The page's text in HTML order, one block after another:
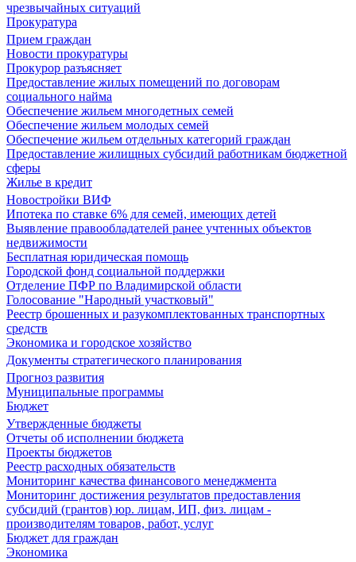
чрезвычайных ситуаций
Прокуратура
Прием граждан
Новости прокуратуры
Прокурор разъясняет
Предоставление жилых помещений по договорам
социального найма
Обеспечение жильем многодетных семей
Обеспечение жильем молодых семей
Обеспечение жильем отдельных категорий граждан
Предоставление жилищных субсидий работникам бюджетной
сферы
Жилье в кредит
Новостройки ВИФ
Ипотека по ставке 6% для семей, имеющих детей
Выявление правообладателей ранее учтенных объектов
недвижимости
Бесплатная юридическая помощь
Городской фонд социальной поддержки
Отделение ПФР по Владимирской области
Голосование "Народный участковый"
Реестр брошенных и разукомплектованных транспортных
средств
Экономика и городское хозяйство
Документы стратегического планирования
Прогноз развития
Муниципальные программы
Бюджет
Утвержденные бюджеты
Отчеты об исполнении бюджета
Проекты бюджетов
Реестр расходных обязательств
Мониторинг качества финансового менеджмента
Мониторинг достижения результатов предоставления
субсидий (грантов) юр. лицам, ИП, физ. лицам -
производителям товаров, работ, услуг
Бюджет для граждан
Экономика